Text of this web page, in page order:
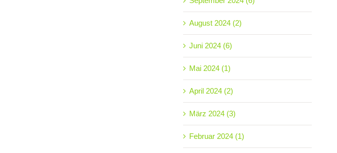
August 2024 (2)
Juni 2024 (6)
Mai 2024 (1)
April 2024 (2)
März 2024 (3)
Februar 2024 (1)